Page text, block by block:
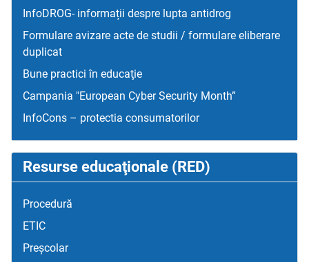
InfoDROG- informații despre lupta antidrog
Formulare avizare acte de studii / formulare eliberare
duplicat
Bune practici în educaţie
Campania "European Cyber Security Month”
InfoCons – protectia consumatorilor
Resurse educaţionale (RED)
Procedură
ETIC
Preșcolar